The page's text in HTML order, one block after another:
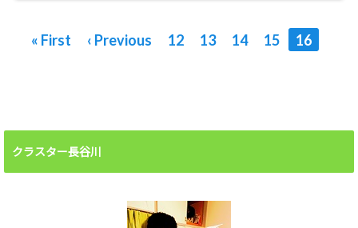
報！！
« First ‹ Previous 12 13 14 15 16
クラスター長谷川